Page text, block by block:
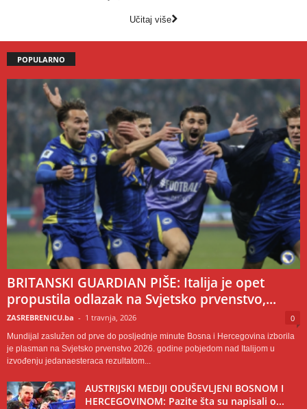
Učitaj više
POPULARNO
BRITANSKI GUARDIAN PIŠE: Italija je opet
propustila odlazak na Svjetsko prvenstvo,...
ZASREBRENICU.ba - 1 travnja, 2026 0
Mundijal zaslužen od prve do posljednje minute Bosna i Hercegovina izborila
je plasman na Svjetsko prvenstvo 2026. godine pobjedom nad Italijom u
izvođenju jedanaesteraca rezultatom...
AUSTRIJSKI MEDIJI ODUŠEVLJENI BOSNOM I
HERCEGOVINOM: Pazite šta su napisali o...